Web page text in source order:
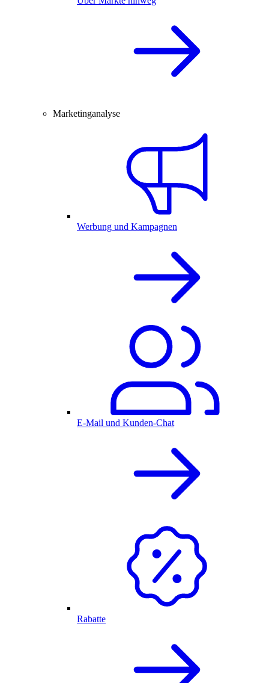
Marketinganalyse
Werbung und Kampagnen
E-Mail und Kunden-Chat
Rabatte